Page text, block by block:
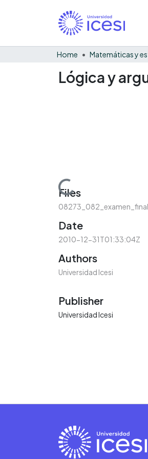
Home
Lógica y
Loading...
Files
Date
2010-12-31T01:33:04Z
Authors
Universidad Icesi
Publisher
Universidad Icesi